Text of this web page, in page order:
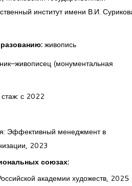
институт имени В.И.
живопись
(монументальная
с 2022
Эффективный менеджмент в
2023
союзах:
академии художеств, 2025